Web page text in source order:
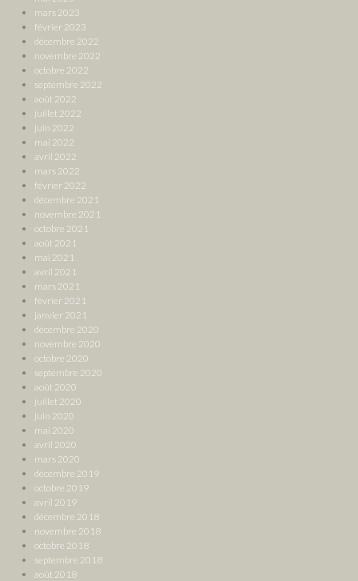
mars 2023
février 2023
décembre 2022
novembre 2022
octobre 2022
septembre 2022
août 2022
juillet 2022
juin 2022
mai 2022
avril 2022
mars 2022
février 2022
décembre 2021
novembre 2021
octobre 2021
août 2021
mai 2021
avril 2021
mars 2021
février 2021
janvier 2021
décembre 2020
novembre 2020
octobre 2020
septembre 2020
août 2020
juillet 2020
juin 2020
mai 2020
avril 2020
mars 2020
décembre 2019
octobre 2019
avril 2019
décembre 2018
novembre 2018
octobre 2018
septembre 2018
août 2018